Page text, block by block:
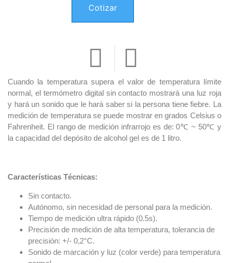
Cotizar
Cuando la temperatura supera el valor de temperatura límite
normal, el termómetro digital sin contacto mostrará una luz roja
y hará un sonido que le hará saber si la persona tiene fiebre. La
medición de temperatura se puede mostrar en grados Celsius o
Fahrenheit. El rango de medición infrarrojo es de: 0℃ ~ 50℃ y
la capacidad del depósito de alcohol gel es de 1 litro.
Características Técnicas:
Sin contacto.
Autónomo, sin necesidad de personal para la medición.
Tiempo de medición ultra rápido (0.5s).
Precisión de medición de alta temperatura, tolerancia de
precisión: +/- 0,2°C.
Sonido de marcación y luz (color verde) para temperatura